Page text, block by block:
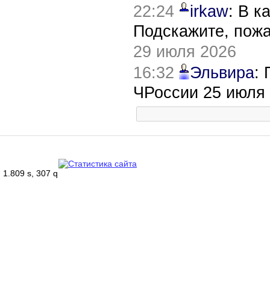
22:24
irkaw: В
Подскажите,
29 июля 2026
16:32
Эльвира:
ЧРоссии 25 июля
1.809 s, 307 q